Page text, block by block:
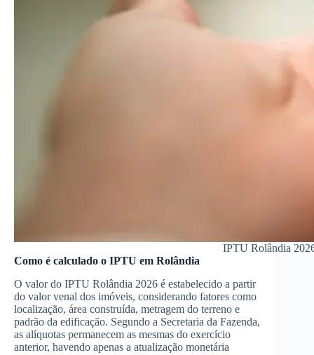
IPTU Rolândia
Como é calculado o IPTU em Rolândia
O valor do IPTU Rolândia 2026 é estabelecido a partir
do valor venal dos imóveis, considerando fatores como
localização, área construída, metragem do terreno e
padrão da edificação. Segundo a Secretaria da Fazenda,
as alíquotas permanecem as mesmas do exercício
anterior, havendo apenas a atualização monetária